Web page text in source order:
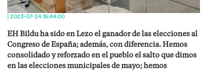
| 2023-07-24 16:44:00
EH Bildu ha sido en Lezo el ganador de las elecciones al
Congreso de España; además, con diferencia. Hemos
consolidado y reforzado en el pueblo el salto que dimos
en las elecciones municipales de mayo; hemos